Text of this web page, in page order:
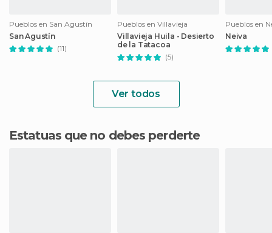
Pueblos en San Agustín
San Agustín
(11)
Pueblos en Villavieja
Villavieja Huila - Desierto
de la Tatacoa
(5)
Pueblos en
Neiva
Ver todos
Estatuas que no debes perderte